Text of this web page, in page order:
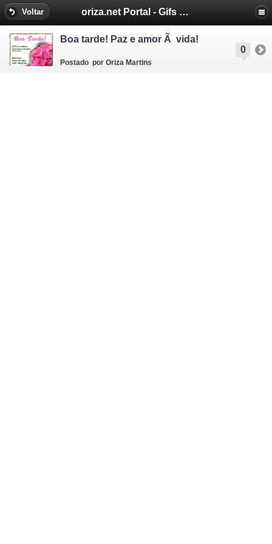
Voltar oriza.net Portal - Gifs by Oriza - Frases, Poemas
0
Boa tarde! Paz e amor Ã vida!
Postado por Oriza Martins